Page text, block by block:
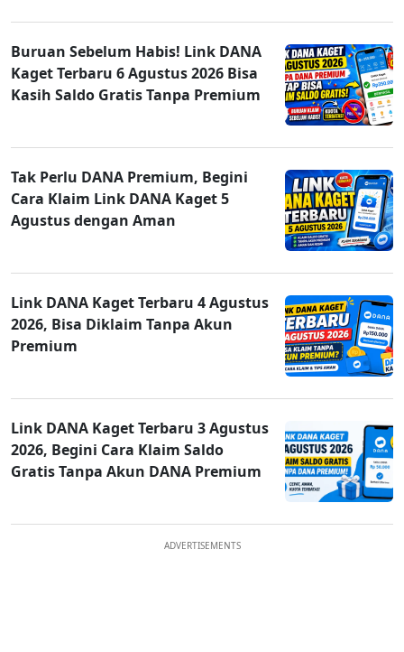
Buruan Sebelum Habis! Link DANA
Kaget Terbaru 6 Agustus 2026 Bisa
Kasih Saldo Gratis Tanpa Premium
Tak Perlu DANA Premium, Begini
Cara Klaim Link DANA Kaget 5
Agustus dengan Aman
Link DANA Kaget Terbaru 4 Agustus
2026, Bisa Diklaim Tanpa Akun
Premium
Link DANA Kaget Terbaru 3 Agustus
2026, Begini Cara Klaim Saldo
Gratis Tanpa Akun DANA Premium
ADVERTISEMENTS